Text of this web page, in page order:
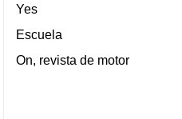
Yes
Escuela
On, revista de motor